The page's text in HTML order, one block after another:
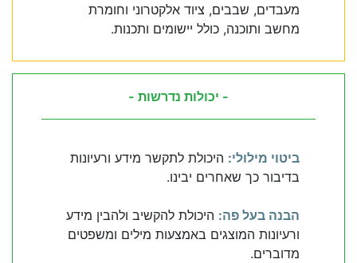
מעבדים, שבבים, ציוד אלקטרוני וחומרת
מחשב ותוכנה, כולל יישומים ותכנות.
- יכולות נדרשות -
ביטוי מילולי: היכולת לתקשר מידע ורעיונות
בדיבור כך שאחרים יבינו.
הבנה בעל פה: היכולת להקשיב ולהבין מידע
ורעיונות המוצגים באמצעות מילים ומשפטים
מדוברים.